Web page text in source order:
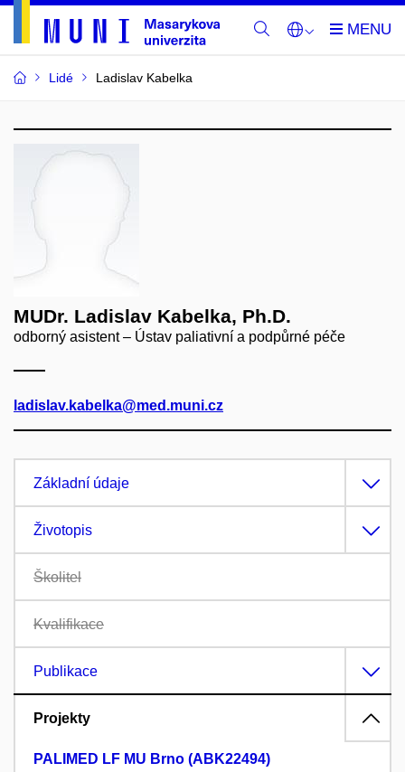
Lidé Ladislav Kabelka
MUDr. Ladislav Kabelka, Ph.D.
odborný asistent – Ústav paliativní a podpůrné péče
ladislav.kabelka@med.muni.cz
Základní údaje
Životopis
Školitel
Kvalifikace
Publikace
Projekty
PALIMED LF MU Brno (ABK22494)